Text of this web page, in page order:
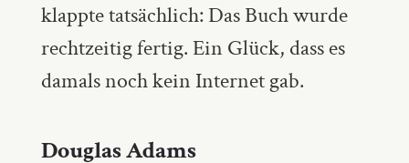
klappte tatsächlich: Das Buch wurde
rechtzeitig fertig. Ein Glück, dass es
damals noch kein Internet gab.
Douglas Adams